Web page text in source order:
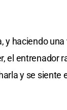
y haciendo
el entrenador
y se siente